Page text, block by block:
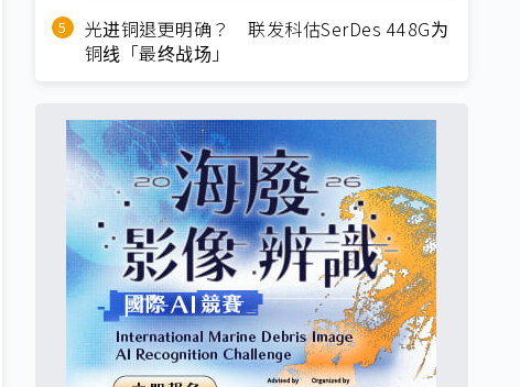
光进铜退更明确？ 联发科估SerDes 448G为
铜线「最终战场」